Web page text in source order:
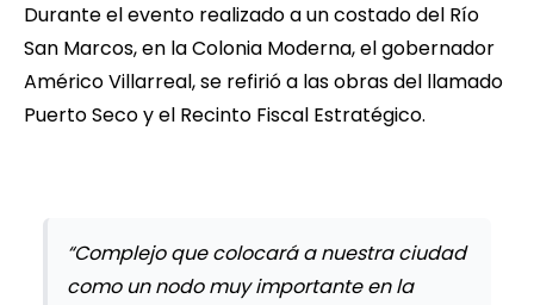
Durante el evento realizado a un costado del Río
San Marcos, en la Colonia Moderna, el gobernador
Américo Villarreal, se refirió a las obras del llamado
Puerto Seco y el Recinto Fiscal Estratégico.
“Complejo que colocará a nuestra ciudad
como un nodo muy importante en la